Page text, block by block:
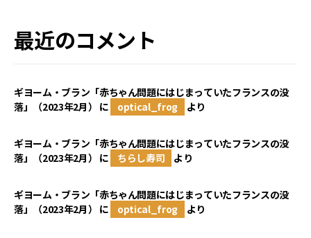
最近のコメント
ギヨーム・ブラン「赤ちゃん問題にはじまっていたフランスの没
落」（2023年2月） に optical_frog より
ギヨーム・ブラン「赤ちゃん問題にはじまっていたフランスの没
落」（2023年2月） に ちらし寿司 より
ギヨーム・ブラン「赤ちゃん問題にはじまっていたフランスの没
落」（2023年2月） に optical_frog より